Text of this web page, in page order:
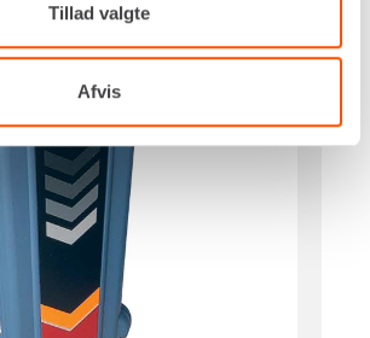
Tillad valgte
Afvis